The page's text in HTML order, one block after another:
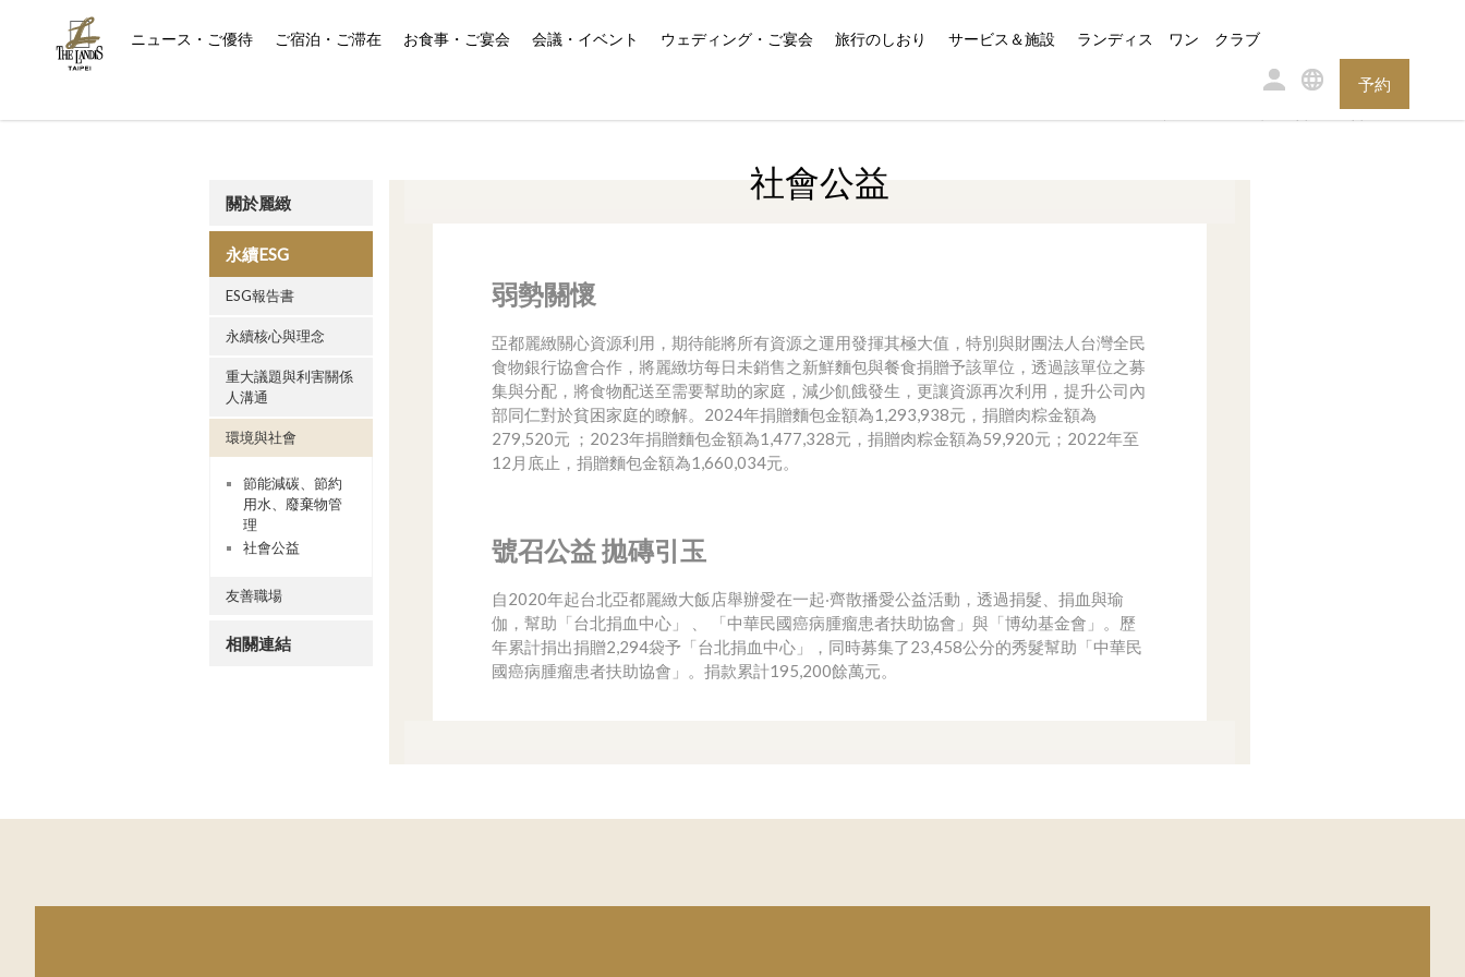
ニュース・ご優待 ご宿泊・ご滞在 お食事・ご宴会 会議・イベント ウェディング・ご宴会 旅行のしおり サービス＆施設 ランディス ワン クラブ
予約
社會公益
關於麗緻
永續ESG
ESG報告書
永續核心與理念
重大議題與利害關係
人溝通
環境與社會
節能減碳、節約
用水、廢棄物管
理
社會公益
友善職場
相關連結
社會公益
弱勢關懷
亞都麗緻關心資源利用，期待能將所有資源之運用發揮其極大值，特別與財團法人台灣全民
食物銀行協會合作，將麗緻坊每日未銷售之新鮮麵包與餐食捐贈予該單位，透過該單位之募
集與分配，將食物配送至需要幫助的家庭，減少飢餓發生，更讓資源再次利用，提升公司內
部同仁對於貧困家庭的瞭解。2024年捐贈麵包金額為1,293,938元，捐贈肉粽金額為
279,520元 ；2023年捐贈麵包金額為1,477,328元，捐贈肉粽金額為59,920元；2022年至
12月底止，捐贈麵包金額為1,660,034元。
號召公益 拋磚引玉
自2020年起台北亞都麗緻大飯店舉辦愛在一起‧齊散播愛公益活動，透過捐髮、捐血與瑜
伽，幫助「台北捐血中心」 、 「中華民國癌病腫瘤患者扶助協會」與「博幼基金會」。歷
年累計捐出捐贈2,294袋予「台北捐血中心」，同時募集了23,458公分的秀髮幫助「中華民
國癌病腫瘤患者扶助協會」。捐款累計195,200餘萬元。